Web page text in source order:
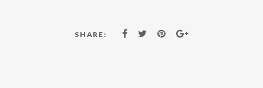
SHARE: